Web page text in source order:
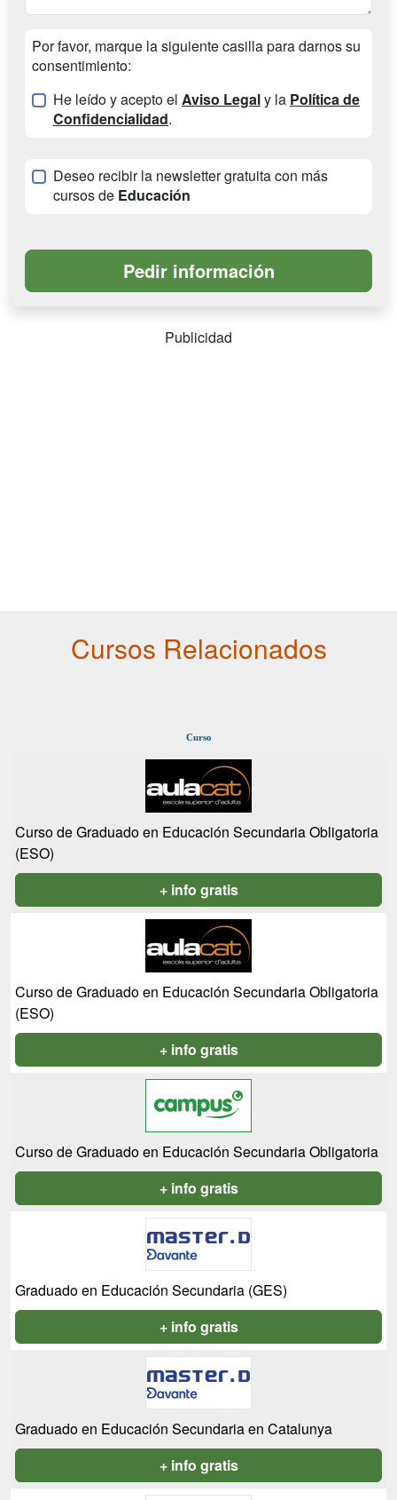
Por favor, marque la siguiente casilla para darnos su
consentimiento:
He leído y acepto el Aviso Legaly la Política de
Confidencialidad.
Deseo recibir la newsletter gratuita con más
cursos de Educación
Publicidad
Cursos Relacionados
Curso
Curso de Graduado en Educación Secundaria Obligatoria
(ESO)
+ info gratis
Curso de Graduado en Educación Secundaria Obligatoria
(ESO)
+ info gratis
Curso de Graduado en Educación Secundaria Obligatoria
+ info gratis
Graduado en Educación Secundaria (GES)
+ info gratis
Graduado en Educación Secundaria en Catalunya
+ info gratis